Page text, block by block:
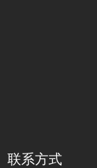
联系方式